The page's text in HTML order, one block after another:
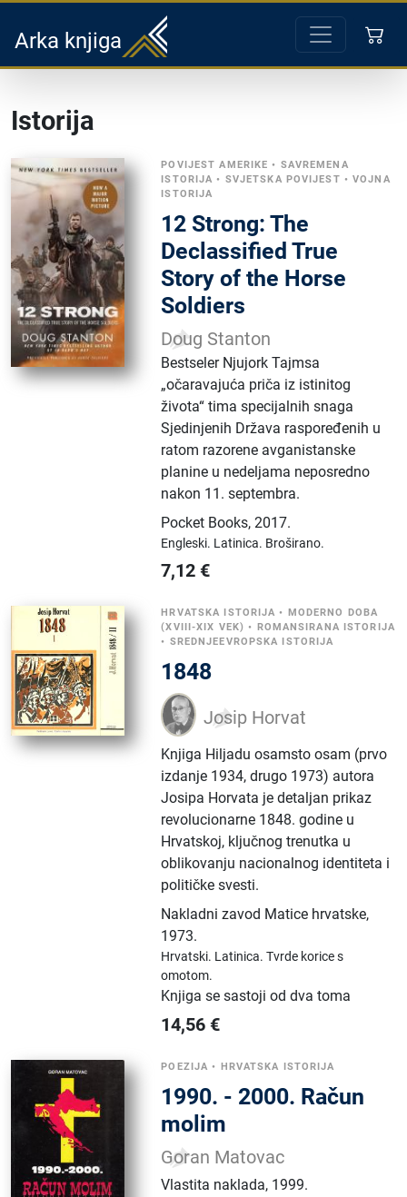
Arka knjiga
Istorija
POVIJEST AMERIKE • SAVREMENA
ISTORIJA • SVJETSKA POVIJEST •VOJNA
ISTORIJA
12 Strong: The
Declassified True
Story of the Horse
Soldiers
Doug Stanton
Bestseler Njujork Tajmsa
„očaravajuća priča iz istinitog
života“ tima specijalnih snaga
Sjedinjenih Država raspoređenih u
ratom razorene avganistanske
planine u nedeljama neposredno
nakon 11. septembra.
Pocket Books,2017.
Engleski. Latinica. Broširano.
7,12 €
HRVATSKA ISTORIJA • MODERNO DOBA
(XVIII-XIX VEK) • ROMANSIRANA ISTORIJA
• SREDNJEEVROPSKA ISTORIJA
1848
Josip Horvat
Knjiga Hiljadu osamsto osam (prvo
izdanje 1934, drugo 1973) autora
Josipa Horvata je detaljan prikaz
revolucionarne 1848. godine u
Hrvatskoj, ključnog trenutka u
oblikovanju nacionalnog identiteta i
političke svesti.
Nakladni zavod Matice hrvatske,
1973.
Hrvatski. Latinica.Tvrde korice s
omotom.
Knjiga se sastoji od dva toma
14,56 €
POEZIJA • HRVATSKA ISTORIJA
1990. - 2000. Račun
molim
Goran Matovac
Vlastita naklada, 1999.